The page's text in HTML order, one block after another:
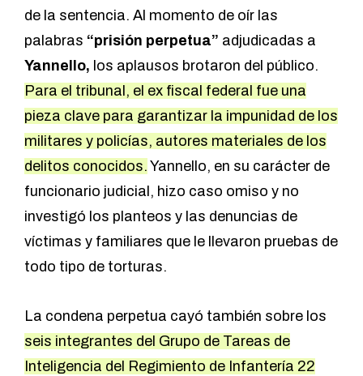
de la sentencia. Al momento de oír las
palabras “prisión perpetua” adjudicadas a
Yannello, los aplausos brotaron del público.
Para el tribunal, el ex fiscal federal fue una
pieza clave para garantizar la impunidad de los
militares y policías, autores materiales de los
delitos conocidos. Yannello, en su carácter de
funcionario judicial, hizo caso omiso y no
investigó los planteos y las denuncias de
víctimas y familiares que le llevaron pruebas de
todo tipo de torturas.
La condena perpetua cayó también sobre los
seis integrantes del Grupo de Tareas de
Inteligencia del Regimiento de Infantería 22